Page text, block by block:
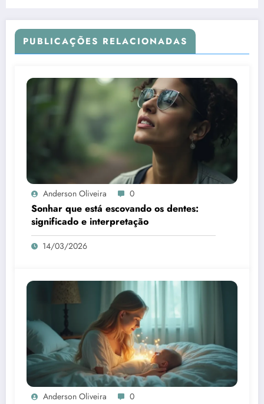
PUBLICAÇÕES RELACIONADAS
Anderson Oliveira 0
Sonhar que está escovando os dentes:
significado e interpretação
14/03/2026
Anderson Oliveira 0